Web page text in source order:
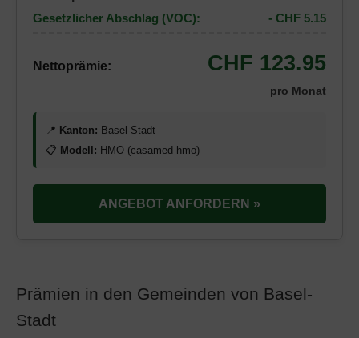
Gesetzlicher Abschlag (VOC):
- CHF 5.15
Nettoprämie: CHF 123.95
pro Monat
📍 Kanton: Basel-Stadt
📋 Modell: HMO (casamed hmo)
ANGEBOT ANFORDERN »
Prämien in den Gemeinden von Basel-
Stadt